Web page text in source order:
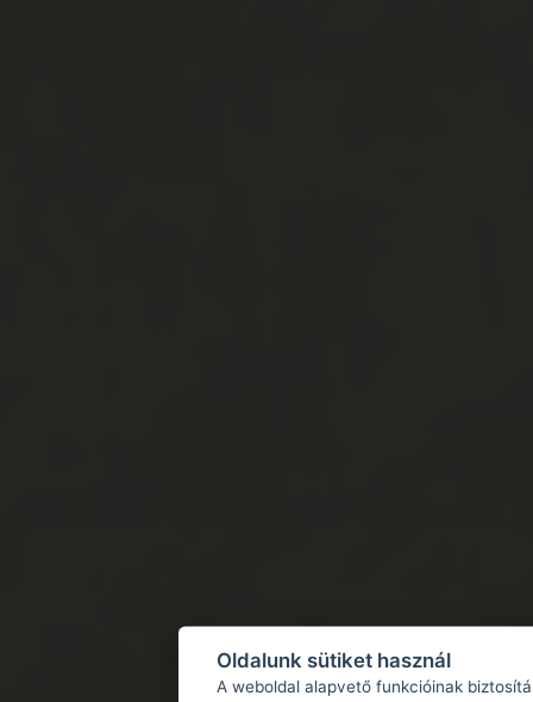
Oldalunk sütiket használ
A weboldal alapvető funkcióinak